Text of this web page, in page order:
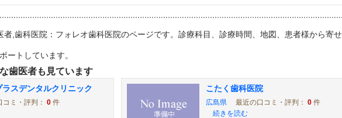
,歯科医院：フォレオ歯科医院のページです。診療科目、診療時間、地図、患者様から寄
ートしています。
歯医者も見ています
ラスデンタルクリニック
コミ・評判： 0件
こたく歯科医院
広島県 最近の口コミ・評判： 0件
続きを読む